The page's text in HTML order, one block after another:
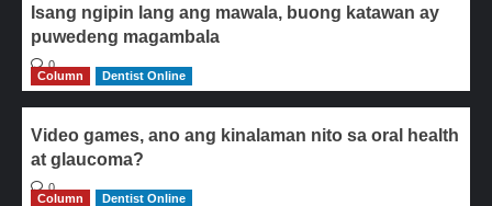
Isang ngipin lang ang mawala, buong katawan ay
puwedeng magambala
0
Column
Dentist Online
Video games, ano ang kinalaman nito sa oral health
at glaucoma?
0
Column
Dentist Online